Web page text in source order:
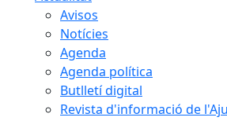
Avisos
Notícies
Agenda
Agenda política
Butlletí digital
Revista d'informació de